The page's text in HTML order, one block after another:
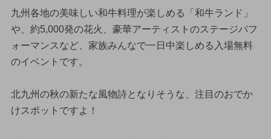
九州各地の美味しい和牛料理が楽しめる「和牛ランド」
や、約5,000発の花火、豪華アーティストのステージパフ
ォーマンスなど、家族みんなで一日中楽しめる入場無料
のイベントです。
北九州の秋の新たな風物詩となりそうな、注目のおでか
けスポットですよ！